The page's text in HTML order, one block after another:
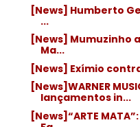
[News] Humberto
...
[News] Mumuzinho
Ma...
[News] Exímio
[News]WARNER
lançamentos in...
[News]“ARTE